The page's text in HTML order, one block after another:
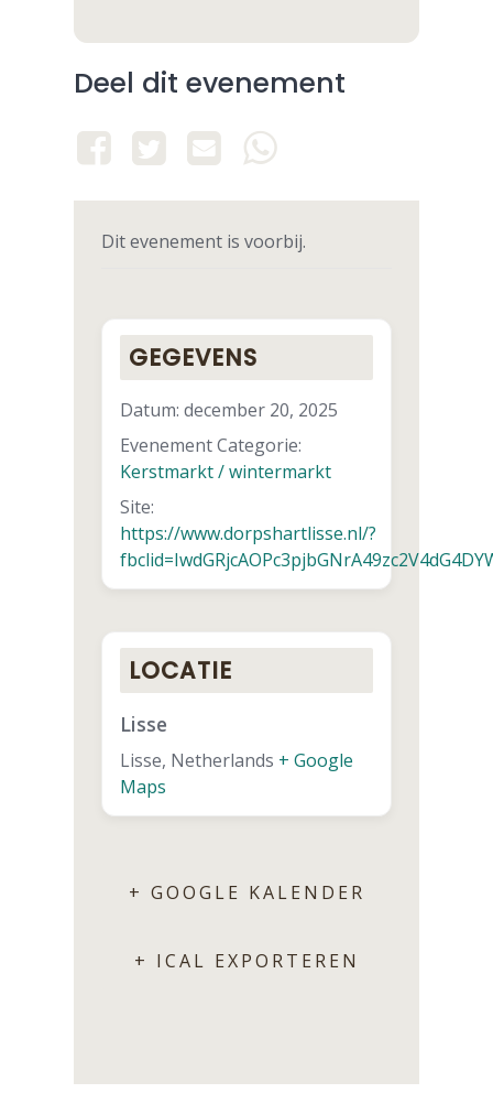
Deel dit evenement
Dit evenement is voorbij.
GEGEVENS
Datum: december 20, 2025
Evenement Categorie:
Kerstmarkt / wintermarkt
Site:
https://www.dorpshartlisse.nl/?
LOCATIE
Lisse
Lisse, Netherlands + Google
Maps
+ GOOGLE KALENDER
+ ICAL EXPORTEREN